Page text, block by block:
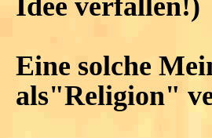
Eine solche
als"Religion"